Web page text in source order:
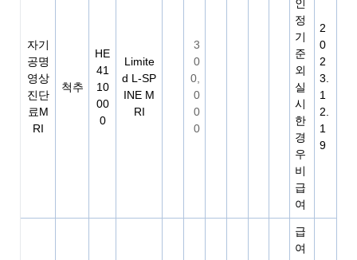
자기
공명
영상
진단
료M
RI
척추
HE
41
10
00
0
Limite
d L-SP
INE M
RI
3
0
0,
0
0
0
인
정
기
준
외
실
시
한
경
우
비
급
여
2
0
2
3.
1
2.
1
9
급
여